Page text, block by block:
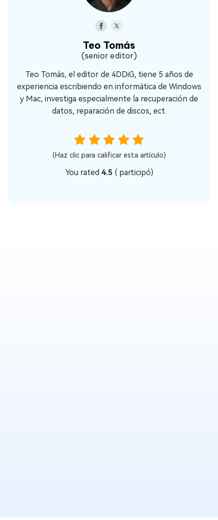
Teo Tomás
(senior editor)
Teo Tomás, el editor de 4DDiG, tiene 5 años de
experiencia escribiendo en informática de Windows
y Mac, investiga especialmente la recuperación de
datos, reparación de discos, ect.
(Haz clic para calificar esta artículo)
You rated 4.5 ( participó)